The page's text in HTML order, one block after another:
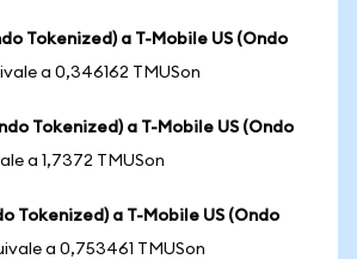
Tokenized) a T-Mobile US (Ondo
a 0,346162 TMUSon
Tokenized) a T-Mobile US (Ondo
a 1,7372 TMUSon
Tokenized) a T-Mobile US (Ondo
a 0,753461 TMUSon